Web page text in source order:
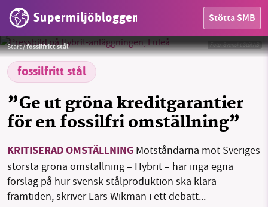
Supermiljöbloggen Stötta SMB
OMRÅDEN
MILJÖFAKTA
OM OSS
Facebook Instagram
Start/fossilfritt stål
fossilfritt stål
”Ge ut gröna kreditgarantier
för en fossilfri omställning”
KRITISERAD OMSTÄLLNING Motståndarna mot Sveriges
största gröna omställning – Hybrit – har inga egna
förslag på hur svensk stålproduktion ska klara
framtiden, skriver Lars Wikman i ett debatt...
Foto: Svenskt Stål AB